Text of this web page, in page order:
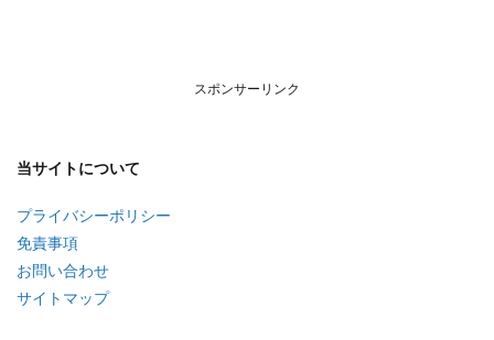
スポンサーリンク
当サイトについて
プライバシーポリシー
免責事項
お問い合わせ
サイトマップ